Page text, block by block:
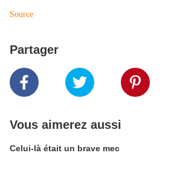
Source
Partager
Vous aimerez aussi
Celui-là était un brave mec